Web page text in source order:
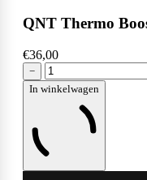
QNT Thermo
€36,00
−
In winkelwagen